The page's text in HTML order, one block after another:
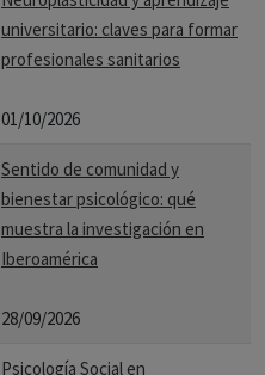
universitario: claves para formar
profesionales sanitarios
01/10/2026
Sentido de comunidad y
bienestar psicológico: qué
muestra la investigación en
Iberoamérica
28/09/2026
Psicología Social en